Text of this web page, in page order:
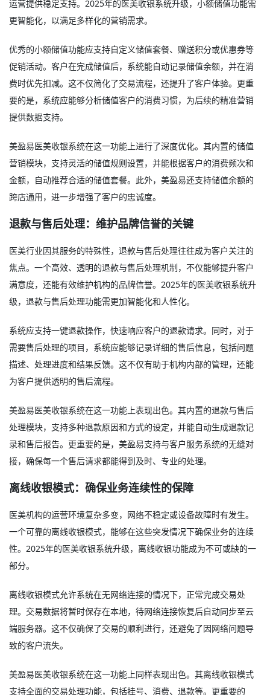
运营提供稳定支持。2025年的医美收银系统升级，小额储值功能需
更智能化，以满足多样化的营销需求。
优秀的小额储值功能应支持自定义储值套餐、赠送积分或优惠券等
促销活动。客户在完成储值后，系统能自动记录储值余额，并在消
费时优先扣减。这不仅简化了交易流程，还提升了客户体验。更重
要的是，系统应能够分析储值客户的消费习惯，为后续的精准营销
提供数据支持。
美盈易医美收银系统在这一功能上进行了深度优化。其内置的储值
营销模块，支持灵活的储值规则设置，并能根据客户的消费频次和
金额，自动推荐合适的储值套餐。此外，美盈易还支持储值余额的
跨店通用，进一步增强了客户的忠诚度。
退款与售后处理：维护品牌信誉的关键
医美行业因其服务的特殊性，退款与售后处理往往成为客户关注的
焦点。一个高效、透明的退款与售后处理机制，不仅能够提升客户
满意度，还能有效维护机构的品牌信誉。2025年的医美收银系统升
级，退款与售后处理功能需更加智能化和人性化。
系统应支持一键退款操作，快速响应客户的退款请求。同时，对于
需要售后处理的项目，系统应能够记录详细的售后信息，包括问题
描述、处理进度和结果反馈。这不仅有助于机构内部的管理，还能
为客户提供透明的售后流程。
美盈易医美收银系统在这一功能上表现出色。其内置的退款与售后
处理模块，支持多种退款原因和方式的设定，并能自动生成退款记
录和售后报告。更重要的是，美盈易支持与客户服务系统的无缝对
接，确保每一个售后请求都能得到及时、专业的处理。
离线收银模式：确保业务连续性的保障
医美机构的运营环境复杂多变，网络不稳定或设备故障时有发生。
一个可靠的离线收银模式，能够在这些突发情况下确保业务的连续
性。2025年的医美收银系统升级，离线收银功能成为不可或缺的一
部分。
离线收银模式允许系统在无网络连接的情况下，正常完成交易处
理。交易数据将暂时保存在本地，待网络连接恢复后自动同步至云
端服务器。这不仅确保了交易的顺利进行，还避免了因网络问题导
致的客户流失。
美盈易医美收银系统在这一功能上同样表现出色。其离线收银模式
支持全面的交易处理功能，包括挂号、消费、退款等。更重要的